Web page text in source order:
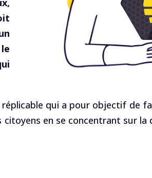
qui a pour objectif de
en se concentrant sur